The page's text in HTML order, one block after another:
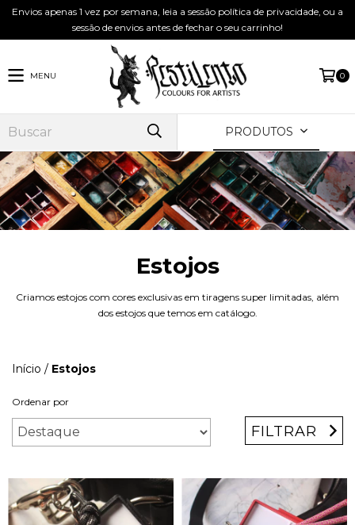
Envios apenas 1 vez por semana, leia a sessão política de privacidade, ou a
sessão de envios antes de fechar o seu carrinho!
MENU 0
PRODUTOS
Estojos
Criamos estojos com cores exclusivas em tiragens super limitadas, além
dos estojos que temos em catálogo.
Início / Estojos
Ordenar por
FILTRAR